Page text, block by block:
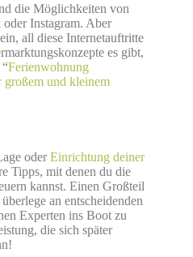
die Möglichkeiten von
Instagram. Aber
all diese Internetauftritte
es gibt,
Ferienwohnung
großem und kleinem
oderEinrichtung deiner
Tipps, mit denen du die
kannst. Einen Großteil
an entscheidenden
Experten ins Boot zu
die sich später